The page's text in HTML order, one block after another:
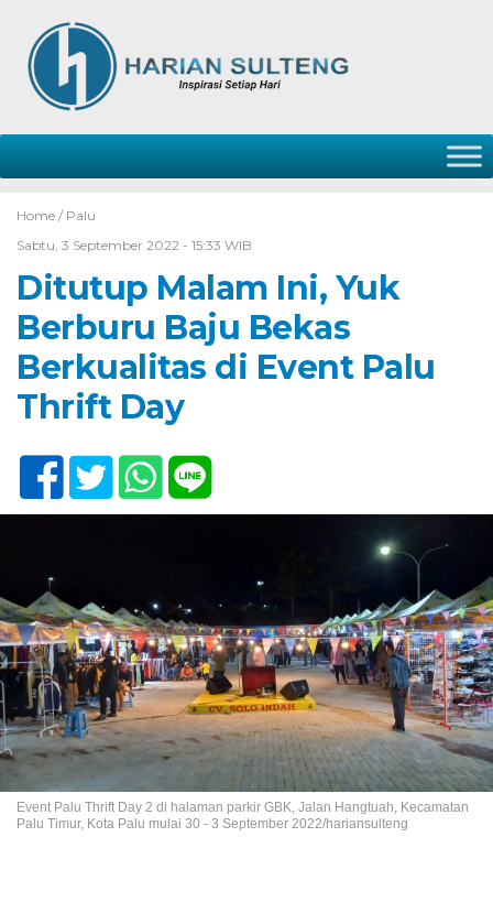
Home / Palu
Sabtu, 3 September 2022 - 15:33 WIB
Ditutup Malam Ini, Yuk
Berburu Baju Bekas
Berkualitas di Event Palu
Thrift Day
Event Palu Thrift Day 2 di halaman parkir GBK, Jalan Hangtuah, Kecamatan
Palu Timur, Kota Palu mulai 30 - 3 September 2022/hariansulteng